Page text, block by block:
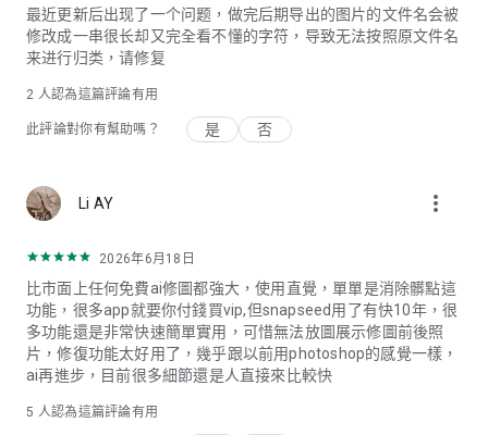
最近更新后出现了一个问题，做完后期导出的图片的文件名会被
修改成一串很长却又完全看不懂的字符，导致无法按照原文件名
来进行归类，请修复
2 人認為這篇評論有用
此評論對你有幫助嗎？ 是 否
Li AY more_vert
2026年6月18日
比市面上任何免費ai修圖都強大，使用直覺，單單是消除髒點這
功能，很多app就要你付錢買vip,但snapseed用了有快10年，很
多功能還是非常快速簡單實用，可惜無法放圖展示修圖前後照
片，修復功能太好用了，幾乎跟以前用photoshop的感覺一樣，
ai再進步，目前很多細節還是人直接來比較快
5 人認為這篇評論有用